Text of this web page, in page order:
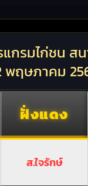
แกรมไก่ชน ส
พฤษภาคม
ฝั่งแดง
ส.ใจรักษ์